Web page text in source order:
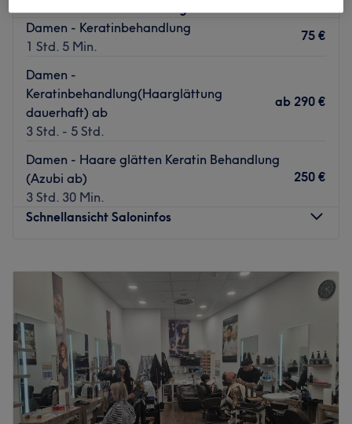
Damen - Keratinbehandlung
1 Std. 5 Min.
75 €
Damen -
Keratinbehandlung(Haarglättung
dauerhaft) ab
3 Std. - 5 Std.
ab 290 €
Damen - Haare glätten Keratin Behandlung
(Azubi ab)
3 Std. 30 Min.
250 €
Schnellansicht Saloninfos
Dienstag
09:00
18:00
Mittwoch
09:00
Donnerstag
09:00
Freitag
09:00
18:00
Samstag
09:00– 18:00
Sonntag
Geschlossen
Haarschön & Bildhübsch-Gießen – in diesem Salon ist der